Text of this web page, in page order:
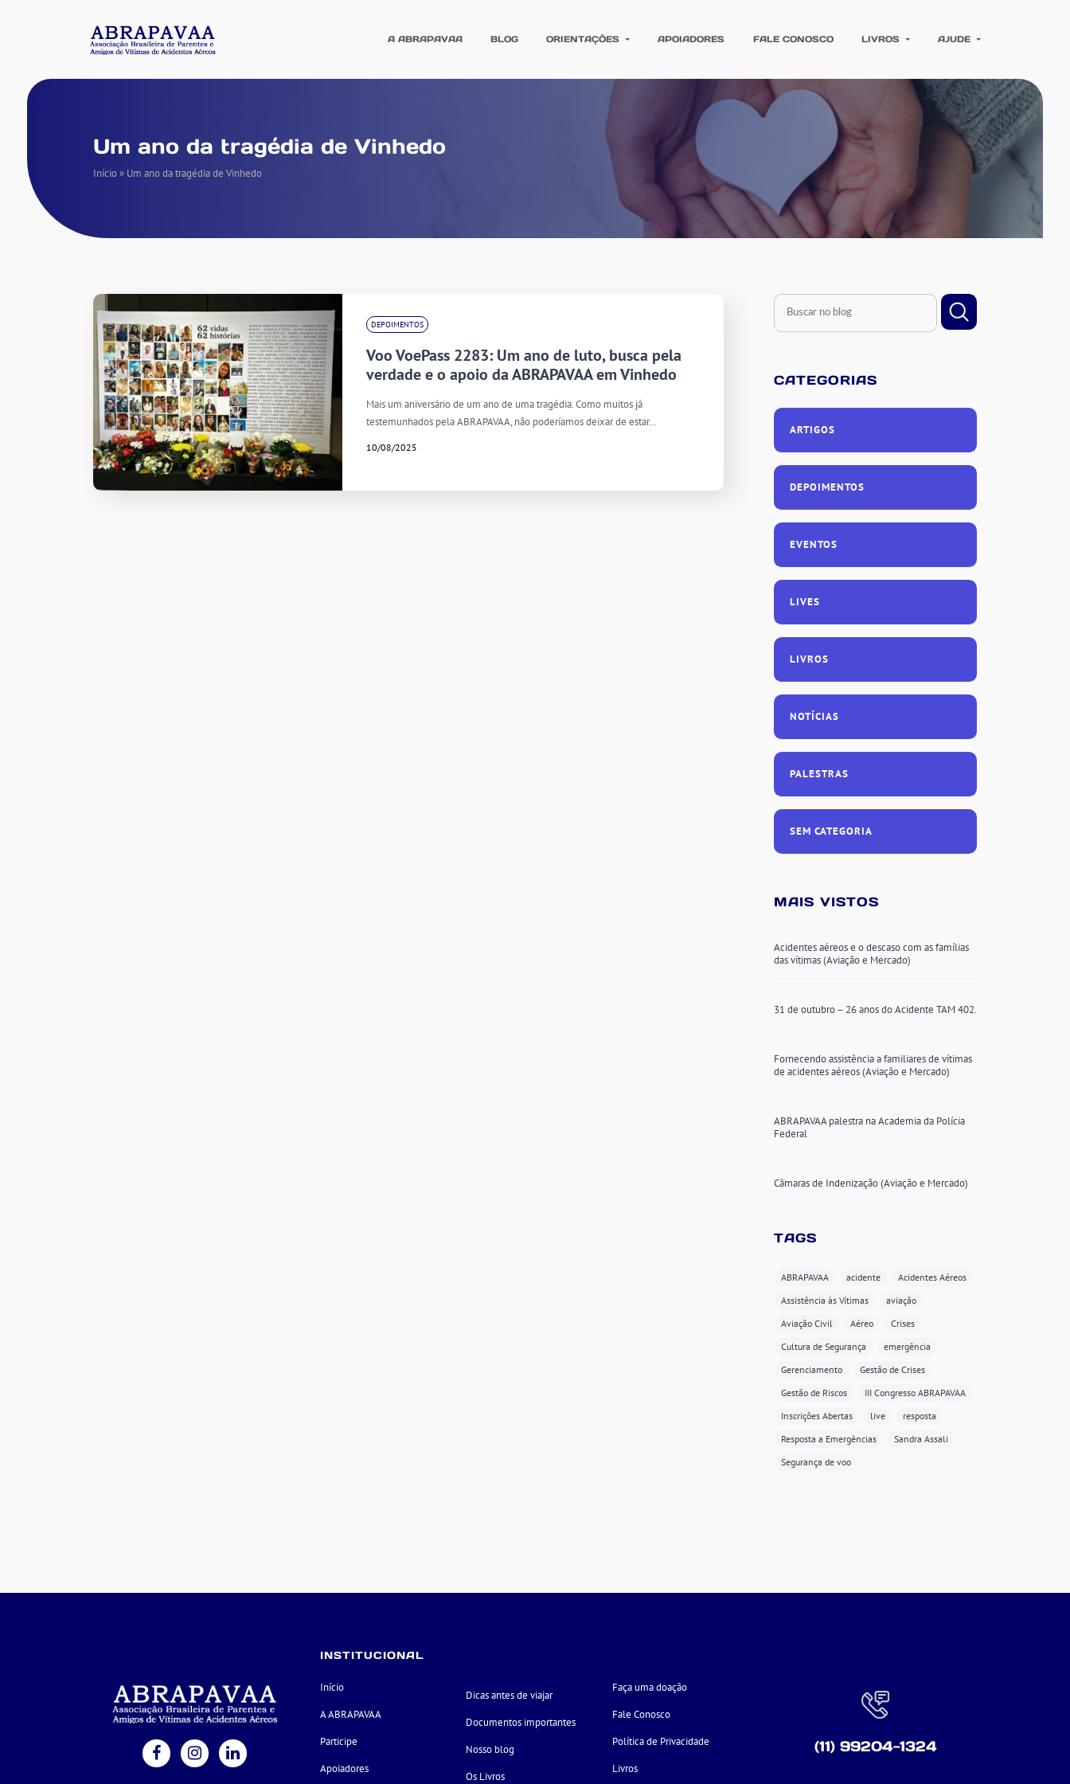
A ABRAPAVAA BLOG ORIENTAÇÕES APOIADORES FALE CONOSCO LIVROS AJUDE
Um ano da tragédia de Vinhedo
Início» Um ano da tragédia de Vinhedo
DEPOIMENTOS
Voo VoePass 2283: Um ano de luto, busca pela
verdade e o apoio da ABRAPAVAA em Vinhedo
Mais um aniversário de um ano de uma tragédia. Como muitos já
testemunhados pela ABRAPAVAA, não poderíamos deixar de estar…
10/08/2025
CATEGORIAS
ARTIGOS
DEPOIMENTOS
EVENTOS
LIVES
LIVROS
NOTÍCIAS
PALESTRAS
SEM CATEGORIA
MAIS VISTOS
Acidentes aéreos e o descaso com as famílias
das vítimas (Aviação e Mercado)
31 de outubro – 26 anos do Acidente TAM 402.
Fornecendo assistência a familiares de vítimas
de acidentes aéreos (Aviação e Mercado)
ABRAPAVAA palestra na Academia da Polícia
Federal
Câmaras de Indenização (Aviação e Mercado)
TAGS
ABRAPAVAA acidente
Acidentes Aéreos
Assistência às Vítimas
aviação
Aviação Civil
Aéreo
Crises
Cultura de Segurança
emergência
Gerenciamento
Gestão de Crises
Gestão de Riscos
III Congresso ABRAPAVAA
Inscrições Abertas
live
resposta
Resposta a Emergências
Sandra Assali
Segurança de voo
INSTITUCIONAL
Início
A ABRAPAVAA
Participe
Apoiadores
Dicas antes de viajar
Documentos importantes
Nosso blog
Os Livros
Faça uma doação
Fale Conosco
Política de Privacidade
Livros
(11) 99204-1324